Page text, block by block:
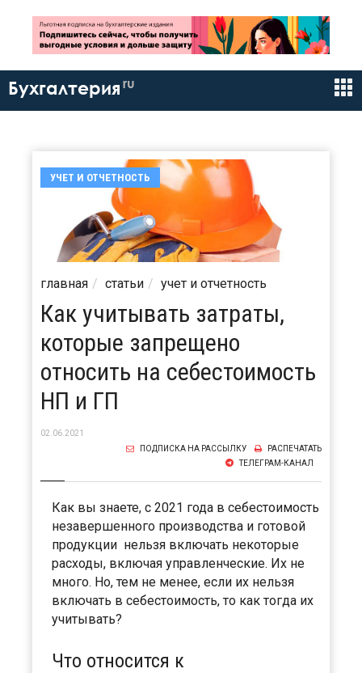
Бухгалтерия ru
УЧЕТ И ОТЧЕТНОСТЬ
главная статьи учет и отчетность
Как учитывать затраты,
которые запрещено
относить на себестоимость
НП и ГП
02.06.2021
РАСПЕЧАТАТЬ
ПОДПИСКА НА РАССЫЛКУ
ТЕЛЕГРАМ-КАНАЛ
Как вы знаете, с 2021 года в себестоимость
незавершенного производства и готовой
продукции нельзя включать некоторые
расходы, включая управленческие. Их не
много. Но, тем не менее, если их нельзя
включать в себестоимость, то как тогда их
учитывать?
Что относится к